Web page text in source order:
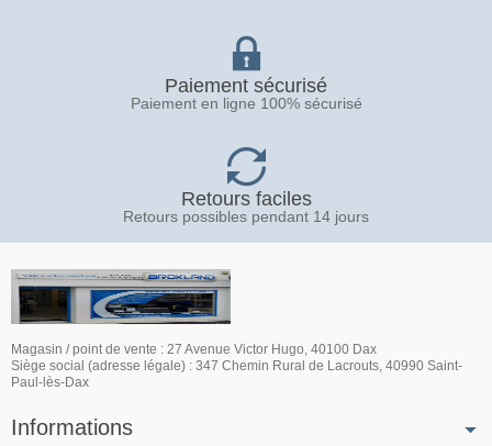
Paiement sécurisé
Paiement en ligne 100% sécurisé
Retours faciles
Retours possibles pendant 14 jours
Magasin / point de vente : 27 Avenue Victor Hugo, 40100 Dax
Siège social (adresse légale) : 347 Chemin Rural de Lacrouts, 40990 Saint-
Paul-lès-Dax
Informations